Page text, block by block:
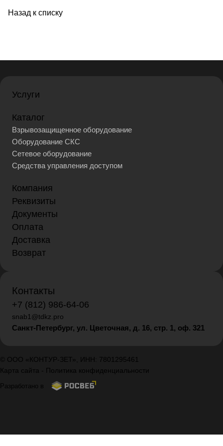
Назад к списку
Услуги
Каталог
Взрывозащищенное оборудование
Оборудование СКС
Сетевое оборудование
Средства управления доступом
Компания
Реквизиты
Документы
Оплата
Доставка
Возврат
Контакты
+7 (812) 986-64-06
snab1@tdkz.pro
Санкт-Петербург, ул. Цветочная, д. 16, стр. 1, оф. 321
© ООО «КОНТУР-ЗЕТ», ИНН: 7801295461
Карта сайта - Политика конфиденциальности
Разработано в